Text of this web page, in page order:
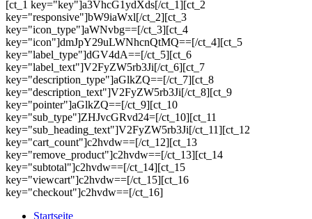
[ct_1 key="key"]a3VhcG1ydXds[/ct_1][ct_2
key="responsive"]bW9iaWxl[/ct_2][ct_3
key="icon_type"]aWNvbg==[/ct_3][ct_4
key="icon"]dmJpY29uLWNhcnQtMQ==[/ct_4][ct_5
key="label_type"]dGV4dA==[/ct_5][ct_6
key="label_text"]V2FyZW5rb3Ji[/ct_6][ct_7
key="description_type"]aGlkZQ==[/ct_7][ct_8
key="description_text"]V2FyZW5rb3Ji[/ct_8][ct_9
key="pointer"]aGlkZQ==[/ct_9][ct_10
key="sub_type"]ZHJvcGRvd24=[/ct_10][ct_11
key="sub_heading_text"]V2FyZW5rb3Ji[/ct_11][ct_12
key="cart_count"]c2hvdw==[/ct_12][ct_13
key="remove_product"]c2hvdw==[/ct_13][ct_14
key="subtotal"]c2hvdw==[/ct_14][ct_15
key="viewcart"]c2hvdw==[/ct_15][ct_16
key="checkout"]c2hvdw==[/ct_16]
Startseite